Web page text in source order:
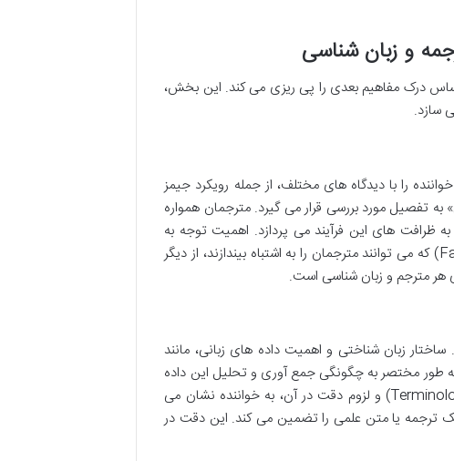
و زبان شناسی
درک مفاهیم بعدی را پی ریزی می کند. این بخش،
سازد.
را با دیدگاه های مختلف، از جمله رویکرد جیمز
تفصیل مورد بررسی قرار می گیرد. مترجمان همواره
ظرافت های این فرآیند می پردازد. اهمیت توجه به
«واژگان کلیدی» در هر متن و پدیده «دوستان دروغین» (False Friends) که می توانند مترجمان را به اشتباه بیندازند، از دیگر
هر مترجم و زبان شناسی است.
زبان شناختی و اهمیت داده های زبانی، مانند
مختصر به چگونگی جمع آوری و تحلیل این داده
ها می پردازد. سپس، تبیین مفهوم و تاریخچه «اصطلاح شناسی» (Terminology) و لزوم دقت در آن، به خواننده نشان می
ترجمه یا متن علمی را تضمین می کند. این دقت در